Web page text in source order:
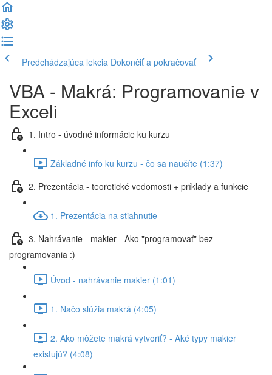
Predchádzajúca lekcia Dokončiť a pokračovať
VBA - Makrá: Programovanie v
Exceli
1. Intro - úvodné informácie ku kurzu
Základné info ku kurzu - čo sa naučíte (1:37)
2. Prezentácia - teoretické vedomosti + príklady a funkcie
1. Prezentácia na stiahnutie
3. Nahrávanie - makier - Ako "programovať" bez
programovania :)
Úvod - nahrávanie makier (1:01)
1. Načo slúžia makrá (4:05)
2. Ako môžete makrá vytvoriť? - Aké typy makier
existujú? (4:08)